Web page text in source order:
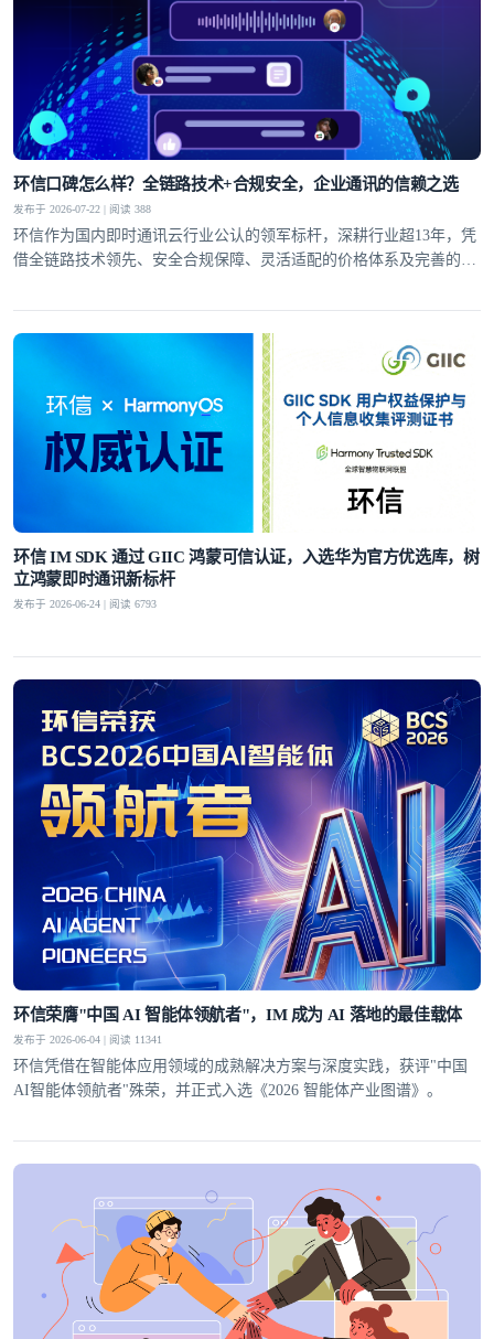
环信口碑怎么样？全链路技术+合规安全，企业通讯的信赖之选
发布于 2026-07-22 | 阅读 388
环信作为国内即时通讯云行业公认的领军标杆，深耕行业超13年，凭
借全链路技术领先、安全合规保障、灵活适配的价格体系及完善的全
环信 IM SDK 通过 GIIC 鸿蒙可信认证，入选华为官方优选库，树
立鸿蒙即时通讯新标杆
发布于 2026-06-24 | 阅读 6793
环信荣膺"中国 AI 智能体领航者"，IM 成为 AI 落地的最佳载体
发布于 2026-06-04 | 阅读 11341
环信凭借在智能体应用领域的成熟解决方案与深度实践，获评"中国
AI智能体领航者"殊荣，并正式入选《2026 智能体产业图谱》。